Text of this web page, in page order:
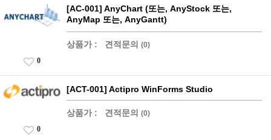
[AC-001] AnyChart (또는, AnyStock 또는,
AnyMap 또는, AnyGantt)
상품가 : 견적문의 (0)
0
[ACT-001] Actipro WinForms Studio
상품가 : 견적문의 (0)
0